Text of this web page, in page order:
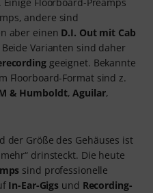
andere sind
aber einen D.I. Out mit Cab
Varianten sind daher
geeignet. Bekannte
Floorboard-Format sind z.
& Humboldt, Aguilar,
der Größe des Gehäuses ist
drinsteckt. Die heute
sind professionelle
In-Ear-Gigs und Recording-